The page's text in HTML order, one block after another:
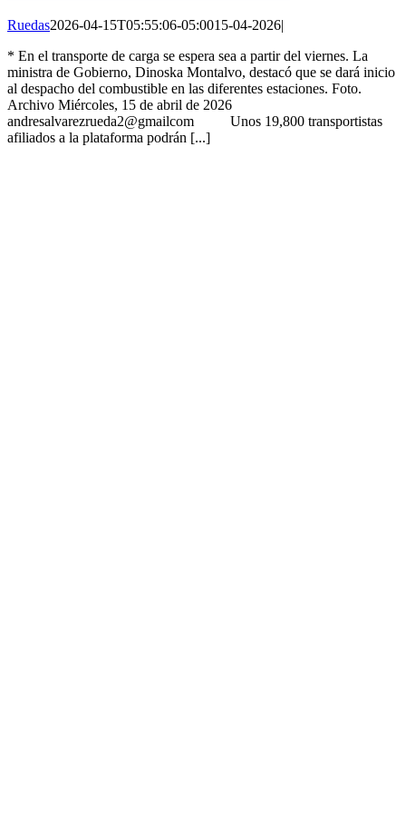
Ruedas2026-04-15T05:55:06-05:0015-04-2026|
* En el transporte de carga se espera sea a partir del viernes. La
ministra de Gobierno, Dinoska Montalvo, destacó que se dará inicio
al despacho del combustible en las diferentes estaciones. Foto.
Archivo Miércoles, 15 de abril de 2026
andresalvarezrueda2@gmailcom Unos 19,800 transportistas
afiliados a la plataforma podrán [...]